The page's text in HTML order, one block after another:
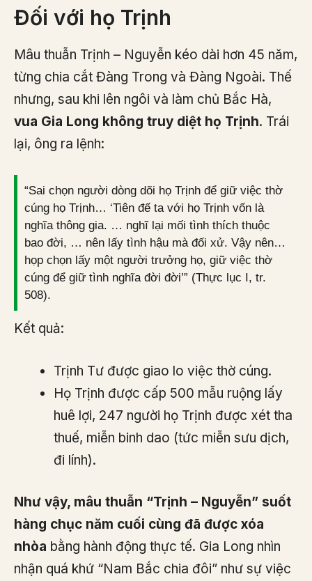
Đối với họ Trịnh
Mâu thuẫn Trịnh – Nguyễn kéo dài hơn 45 năm,
từng chia cắt Đàng Trong và Đàng Ngoài. Thế
nhưng, sau khi lên ngôi và làm chủ Bắc Hà,
vua Gia Long không truy diệt họ Trịnh. Trái
lại, ông ra lệnh:
“Sai chọn người dòng dõi họ Trịnh để giữ việc thờ
cúng họ Trịnh… ‘Tiên đế ta với họ Trịnh vốn là
nghĩa thông gia. … nghĩ lại mối tình thích thuộc
bao đời, … nên lấy tình hậu mà đối xử. Vậy nên…
họp chọn lấy một người trưởng họ, giữ việc thờ
cúng để giữ tình nghĩa đời đời’” (Thực lục I, tr.
508).
Kết quả:
Trịnh Tư được giao lo việc thờ cúng.
Họ Trịnh được cấp 500 mẫu ruộng lấy
huê lợi, 247 người họ Trịnh được xét tha
thuế, miễn binh dao (tức miễn sưu dịch,
đi lính).
Như vậy, mâu thuẫn “Trịnh – Nguyễn” suốt
hàng chục năm cuối cùng đã được xóa
nhòa bằng hành động thực tế. Gia Long nhìn
nhận quá khứ “Nam Bắc chia đôi” như sự việc